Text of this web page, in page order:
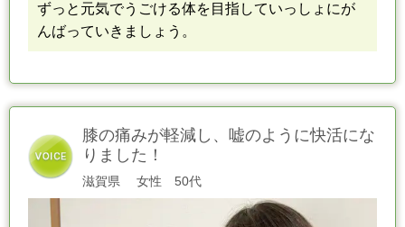
ずっと元気でうごける体を目指していっしょにが
んばっていきましょう。
膝の痛みが軽減し、嘘のように快活にな
りました！
滋賀県 女性 50代